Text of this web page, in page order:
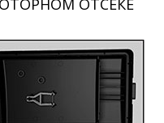
ОТСЕКЕ